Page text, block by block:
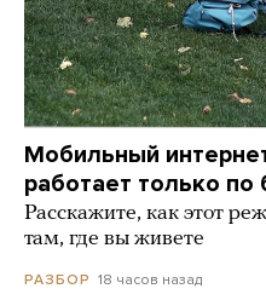
Мобильный
работает только
Расскажите, как этот
там, где вы живете
РАЗБОР 18 часов назад